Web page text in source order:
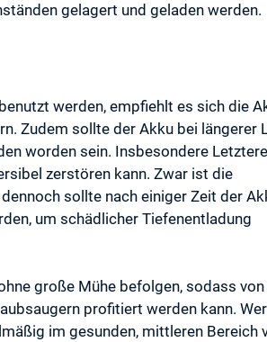
gelagert und geladen werden.
werden, empfiehlt es sich die
Zudem sollte der Akku bei längerer
worden sein. Insbesondere
zerstören kann. Zwar ist die
sollte nach einiger Zeit der
um schädlicher Tiefenentladung
große Mühe befolgen, sodass
profitiert werden kann.
im gesunden, mittleren Bereich